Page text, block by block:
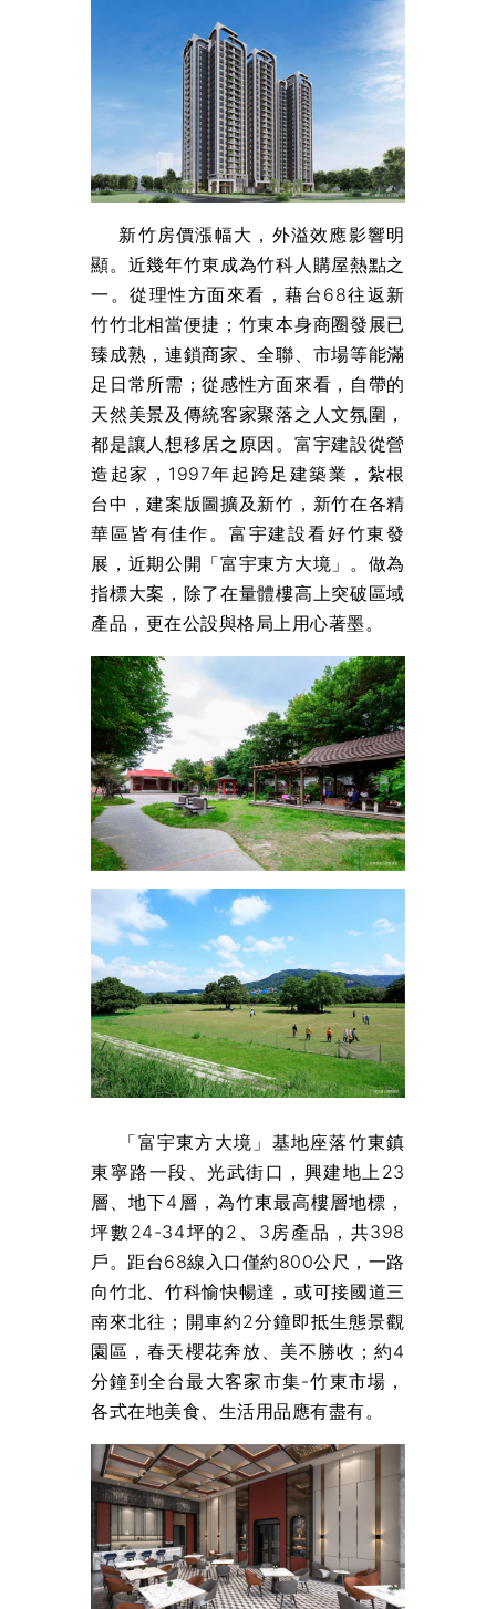
新竹房價漲幅大，外溢效應影響明
顯。近幾年竹東成為竹科人購屋熱點之
一。從理性方面來看，藉台68往返新
竹竹北相當便捷；竹東本身商圈發展已
臻成熟，連鎖商家、全聯、市場等能滿
足日常所需；從感性方面來看，自帶的
天然美景及傳統客家聚落之人文氛圍，
都是讓人想移居之原因。富宇建設從營
造起家，1997年起跨足建築業，紮根
台中，建案版圖擴及新竹，新竹在各精
華區皆有佳作。富宇建設看好竹東發
展，近期公開「富宇東方大境」。做為
指標大案，除了在量體樓高上突破區域
產品，更在公設與格局上用心著墨。
「富宇東方大境」基地座落竹東鎮
東寧路一段、光武街口，興建地上23
層、地下4層，為竹東最高樓層地標，
坪數24-34坪的2、3房產品，共398
戶。距台68線入口僅約800公尺，一路
向竹北、竹科愉快暢達，或可接國道三
南來北往；開車約2分鐘即抵生態景觀
園區，春天櫻花奔放、美不勝收；約4
分鐘到全台最大客家市集-竹東市場，
各式在地美食、生活用品應有盡有。